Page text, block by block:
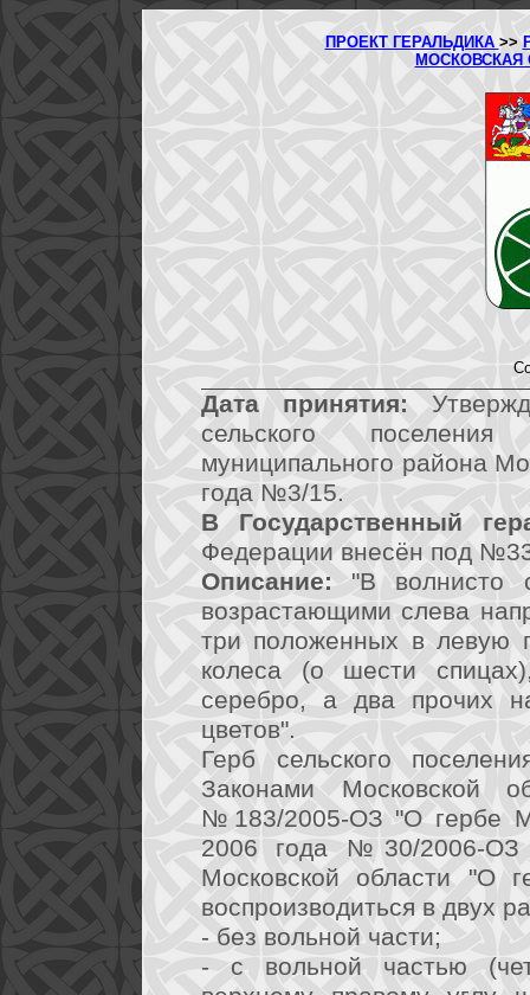
ПРОЕКТ ГЕРАЛЬДИКА >>
МОСКОВСКАЯ
Дата принятия:
сельского поселения
муниципального района
года №3/15.
В Государственный
Федерации внесён под
Описание: "В волнисто
возрастающими слева
три положенных в левую
колеса (о шести
серебро, а два прочих
цветов".
Герб сельского
Законами Московской
№183/2005-ОЗ "О гербе
2006 года №30/2006-ОЗ
Московской области "О
воспроизводиться в двух
- без вольной части;
- с вольной частью